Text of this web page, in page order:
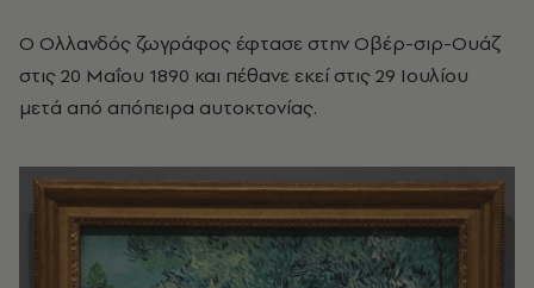
Ο Ολλανδός ζωγράφος έφτασε στην Οβέρ-σιρ-Ουάζ
στις 20 Μαΐου 1890 και πέθανε εκεί στις 29 Ιουλίου
μετά από απόπειρα αυτοκτονίας.